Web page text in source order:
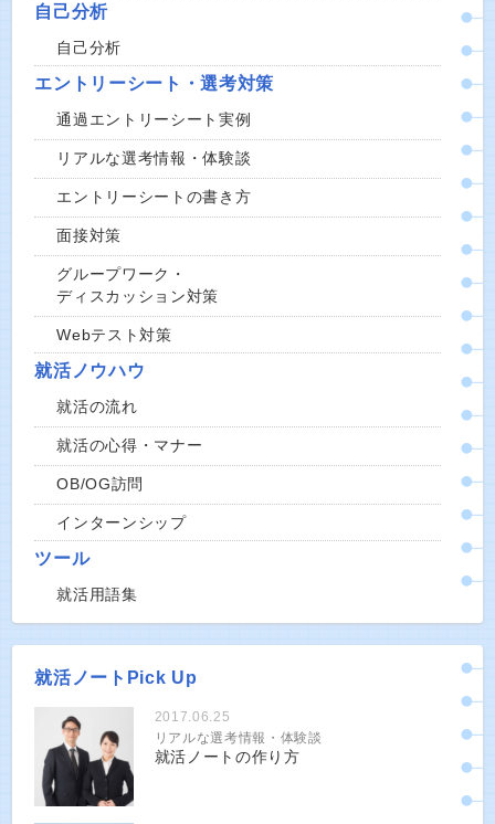
自己分析
自己分析
エントリーシート・選考対策
通過エントリーシート実例
リアルな選考情報・体験談
エントリーシートの書き方
面接対策
グループワーク・
ディスカッション対策
Webテスト対策
就活ノウハウ
就活の流れ
就活の心得・マナー
OB/OG訪問
インターンシップ
ツール
就活用語集
就活ノートPick Up
2017.06.25
リアルな選考情報・体験談
就活ノートの作り方